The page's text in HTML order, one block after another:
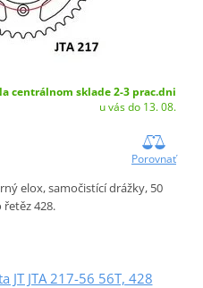
centrálnom sklade 2-3 prac.dni
u vás do 13. 08.
Porovnať
elox, samočistící drážky, 50
428.
JT JTA 217-56 56T, 428